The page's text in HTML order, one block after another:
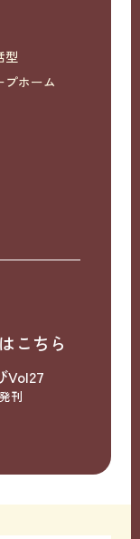
型
プホーム
こちら
Vol27
刊